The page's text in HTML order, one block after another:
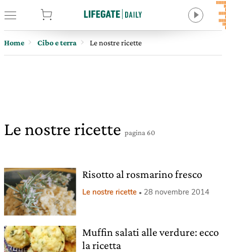
Home Cibo e terra Le nostre ricette
Le nostre ricette pagina 60
Risotto al rosmarino fresco
Le nostre ricette 28 novembre 2014
Muffin salati alle verdure: ecco
la ricetta